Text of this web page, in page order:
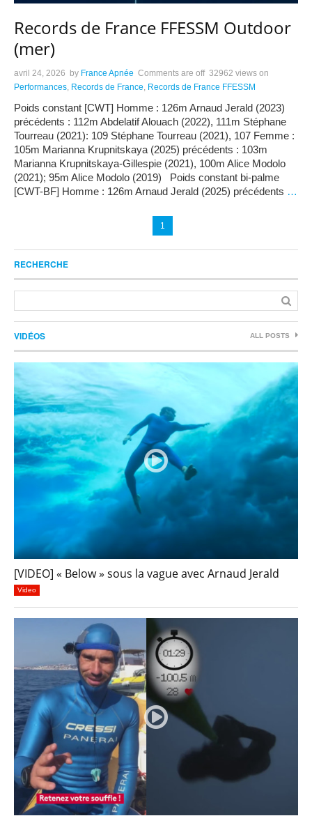
Records de France FFESSM Outdoor
(mer)
avril 24, 2026 by France Apnée Comments are off 32962 views on
Performances, Records de France, Records de France FFESSM
Poids constant [CWT] Homme : 126m Arnaud Jerald (2023)
précédents : 112m Abdelatif Alouach (2022), 111m Stéphane
Tourreau (2021): 109 Stéphane Tourreau (2021), 107 Femme :
105m Marianna Krupnitskaya (2025) précédents : 103m
Marianna Krupnitskaya-Gillespie (2021), 100m Alice Modolo
(2021); 95m Alice Modolo (2019) Poids constant bi-palme
[CWT-BF] Homme : 126m Arnaud Jerald (2025) précédents …
1
RECHERCHE
VIDÉOS ALL POSTS
[VIDEO] « Below » sous la vague avec Arnaud Jerald
Video